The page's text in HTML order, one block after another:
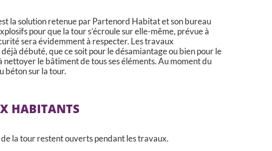
la solution retenue par Partenord Habitat et son bureau
pour que la tour s’écroule sur elle-même, prévue à
sera évidemment à respecter. Les travaux
débuté, que ce soit pour le désamiantage ou bien pour le
nettoyer le bâtiment de tous ses éléments. Au moment du
béton sur la tour.
HABITANTS
la tour restent ouverts pendant les travaux.